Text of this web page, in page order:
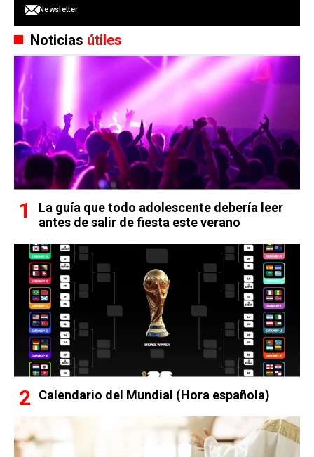
Newsletter
Noticias útiles
La guía que todo adolescente debería leer
antes de salir de fiesta este verano
Calendario del Mundial (Hora española)